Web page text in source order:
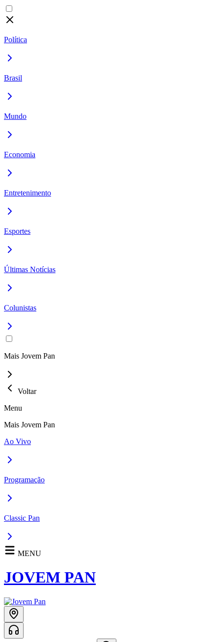
Política
Brasil
Mundo
Economia
Entretenimento
Esportes
Últimas Notícias
Colunistas
Mais Jovem Pan
Voltar
Menu
Mais Jovem Pan
Ao Vivo
Programação
Classic Pan
MENU
JOVEM PAN